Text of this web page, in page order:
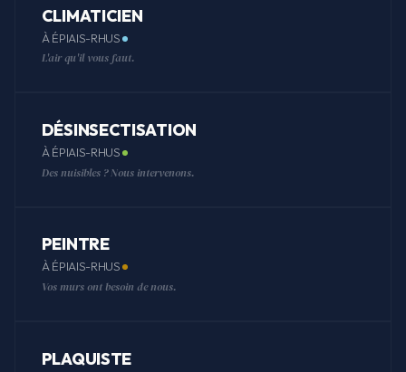
CLIMATICIEN
À ÉPIAIS-RHUS
L'air qu'il vous faut.
DÉSINSECTISATION
À ÉPIAIS-RHUS
Des nuisibles ? Nous intervenons.
PEINTRE
À ÉPIAIS-RHUS
Vos murs ont besoin de nous.
PLAQUISTE